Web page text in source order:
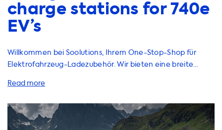
charge stations for 740e
EV’s
Willkommen bei Soolutions, Ihrem One-Stop-Shop für
Elektrofahrzeug-Ladezubehör. Wir bieten eine breite
Laden Ihres Elektrofahrzeugs so einfach und bequem wie
Ladekabel und Adapter bis hin zu tragbaren Ladegeräten
und Zubehör - wir haben alles, was Sie brauchen, um Ihr